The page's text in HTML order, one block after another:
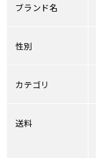
ブランド名
性別
カテゴリ
送料